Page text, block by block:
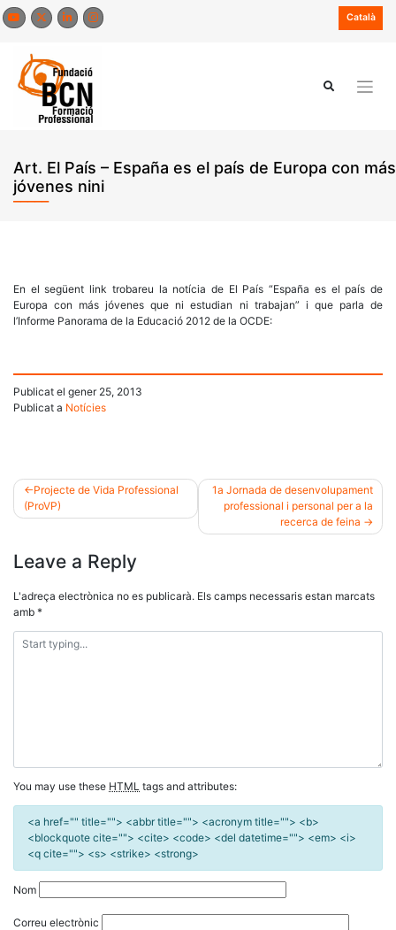
Skip
to
Català
Art. El País – España es el país de Europa con más
jóvenes nini
En el següent link trobareu la notícia de El País “España es el país de
Europa con más jóvenes que ni estudian ni trabajan” i que parla de
l’Informe Panorama de la Educació 2012 de la OCDE:
Publicat el gener 25, 2013
Publicat a Notícies
Navegació
Projecte de Vida Professional
(ProVP)
1a Jornada de desenvolupament
professional i personal per a la
recerca de feina
Leave a Reply
L'adreça electrònica no es publicarà. Els camps necessaris estan marcats
amb *
You may use these HTML tags and attributes:
<a href="" title=""> <abbr title=""> <acronym title=""> <b>
<blockquote cite=""> <cite> <code> <del datetime=""> <em> <i>
<q cite=""> <s> <strike> <strong>
Nom
Correu electrònic